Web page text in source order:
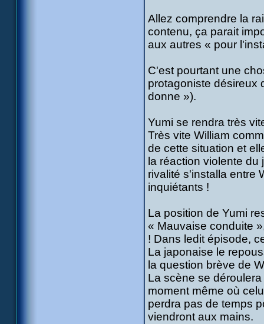
Allez comprendre la
contenu, ça parait
aux autres « pour
C'est pourtant une
protagoniste désireux
donne »).
Yumi se rendra très
Très vite William
de cette situation et
la réaction violente
rivalité s'installa entre
inquiétants !
La position de Yumi
« Mauvaise conduite
! Dans ledit épisode,
La japonaise le
la question brève de
La scène se
moment même où
perdra pas de temps
viendront aux mains.